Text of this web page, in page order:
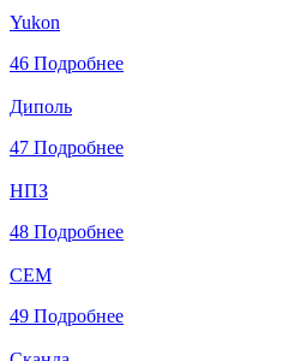
Yukon
46 Подробнее
Диполь
47 Подробнее
НПЗ
48 Подробнее
СЕМ
49 Подробнее